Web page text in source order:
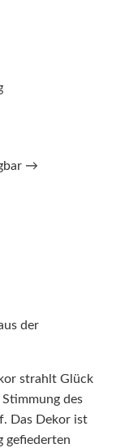
→
der
strahlt Glück
des
Das Dekor ist
gefiederten